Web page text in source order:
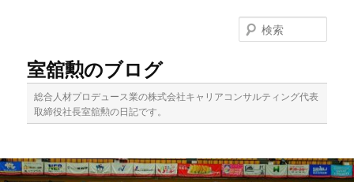
移
動
動
室舘勲のブログ
総合人材プロデュース業の株式会社キャリアコンサルティング代表
取締役社長室舘勲の日記です。
索